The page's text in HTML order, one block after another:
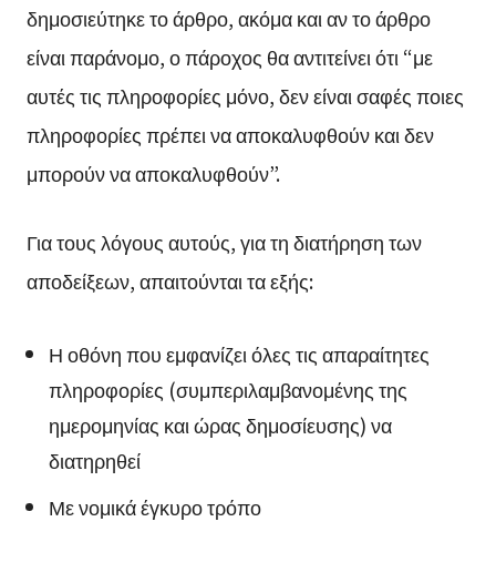
δημοσιεύτηκε το άρθρο, ακόμα και αν το άρθρο
είναι παράνομο, ο πάροχος θα αντιτείνει ότι “με
αυτές τις πληροφορίες μόνο, δεν είναι σαφές ποιες
πληροφορίες πρέπει να αποκαλυφθούν και δεν
μπορούν να αποκαλυφθούν”.
Για τους λόγους αυτούς, για τη διατήρηση των
αποδείξεων, απαιτούνται τα εξής:
Η οθόνη που εμφανίζει όλες τις απαραίτητες
πληροφορίες (συμπεριλαμβανομένης της
ημερομηνίας και ώρας δημοσίευσης) να
διατηρηθεί
Με νομικά έγκυρο τρόπο